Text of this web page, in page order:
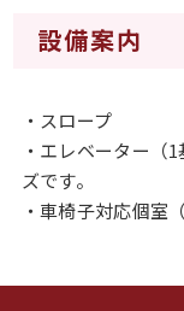
設備案内
・スロープ
・エレベーター（
ズです。
・車椅子対応個室